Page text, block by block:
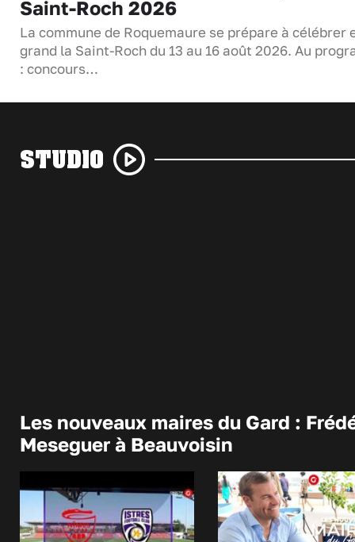
Saint-Roch 2026
La commune de Roquemaure se prépare à célébrer
grand la Saint-Roch du 13 au 16 août 2026. Au
: concours…
STUDIO
Les nouveaux maires du Gard :
Meseguer à Beauvoisin